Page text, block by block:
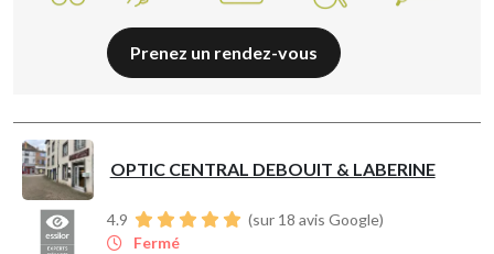
Prenez un rendez-vous
OPTIC CENTRAL DEBOUIT & LABERINE
4.9
(sur 18 avis Google)
Fermé